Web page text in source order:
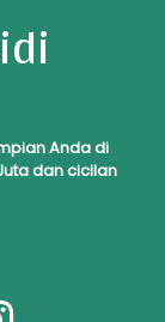
Anda di
dan cicilan